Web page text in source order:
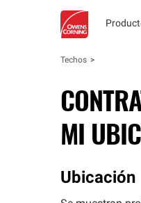
Techos
MI
Ubicación